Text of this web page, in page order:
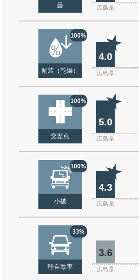
曇 広島県
100%
舗装（乾燥）
4.0
広島県
100%
交差点
5.0
広島県
100%
小破
4.3
広島県
33%
軽自動車
3.6
広島県